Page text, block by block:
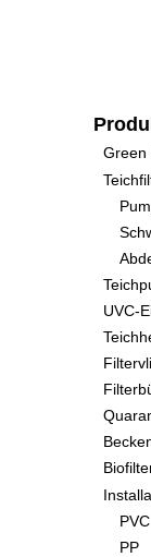
Green
UVC-
PVC
PP